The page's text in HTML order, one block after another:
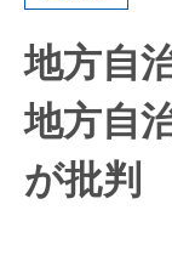
地方自
地方自
が批判